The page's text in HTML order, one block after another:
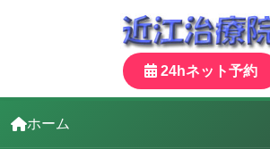
24hネット予約
ホーム